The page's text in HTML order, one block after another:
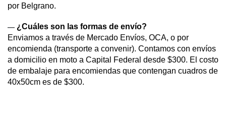
por Belgrano.
— ¿Cuáles son las formas de envío?
Enviamos a través de Mercado Envíos, OCA, o por
encomienda (transporte a convenir). Contamos con envíos
a domicilio en moto a Capital Federal desde $300. El costo
de embalaje para encomiendas que contengan cuadros de
40x50cm es de $300.